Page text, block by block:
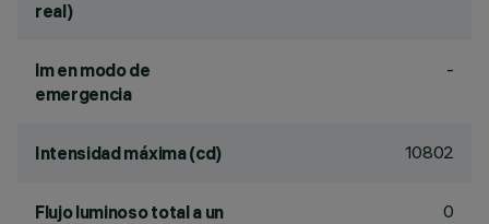
real)
lm en modo de
emergencia
-
Intensidad máxima (cd) 10802
Flujo luminoso total a un
0